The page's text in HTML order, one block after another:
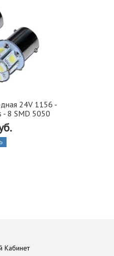
24V 1156 -
- 8 SMD 5050
Кабинет